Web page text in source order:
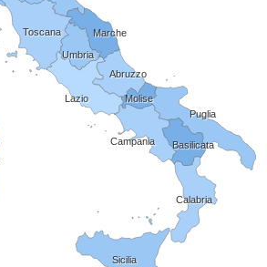
Calabria
Toscana
Lazio
Marche
Umbria
Abruzzo
Molise
Puglia
Sicilia
Basilicata
Campania